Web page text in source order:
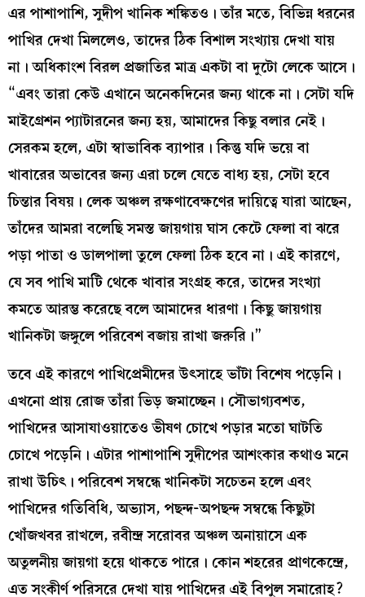
এর পাশাপাশি, সুদীপ খানিক শঙ্কিতও। তাঁর মতে, বিভিন্ন ধরনের
পাখির দেখা মিললেও, তাদের ঠিক বিশাল সংখ্যায় দেখা যায়
না। অধিকাংশ বিরল প্রজাতির মাত্র একটা বা দুটো লেকে আসে।
“এবং তারা কেউ এখানে অনেকদিনের জন্য থাকে না। সেটা যদি
মাইগ্রেশন প্যাটারনের জন্য হয়, আমাদের কিছু বলার নেই।
সেরকম হলে, এটা স্বাভাবিক ব্যাপার। কিন্তু যদি ভয়ে বা
খাবারের অভাবের জন্য এরা চলে যেতে বাধ্য হয়, সেটা হবে
চিন্তার বিষয়। লেক অঞ্চল রক্ষণাবেক্ষণের দায়িত্বে যারা আছেন,
তাঁদের আমরা বলেছি সমস্ত জায়গায় ঘাস কেটে ফেলা বা ঝরে
পড়া পাতা ও ডালপালা তুলে ফেলা ঠিক হবে না। এই কারণে,
যে সব পাখি মাটি থেকে খাবার সংগ্রহ করে, তাদের সংখ্যা
কমতে আরম্ভ করেছে বলে আমাদের ধারণা। কিছু জায়গায়
খানিকটা জঙ্গুলে পরিবেশ বজায় রাখা জরুরি।”
তবে এই কারণে পাখিপ্রেমীদের উৎসাহে ভাঁটা বিশেষ পড়েনি।
এখনো প্রায় রোজ তাঁরা ভিড় জমাচ্ছেন। সৌভাগ্যবশত,
পাখিদের আসাযাওয়াতেও ভীষণ চোখে পড়ার মতো ঘাটতি
চোখে পড়েনি। এটার পাশাপাশি সুদীপের আশংকার কথাও মনে
রাখা উচিৎ। পরিবেশ সম্বন্ধে খানিকটা সচেতন হলে এবং
পাখিদের গতিবিধি, অভ্যাস, পছন্দ-অপছন্দ সম্বন্ধে কিছুটা
খোঁজখবর রাখলে, রবীন্দ্র সরোবর অঞ্চল অনায়াসে এক
অতুলনীয় জায়গা হয়ে থাকতে পারে। কোন শহরের প্রাণকেন্দ্রে,
এত সংকীর্ণ পরিসরে দেখা যায় পাখিদের এই বিপুল সমারোহ?